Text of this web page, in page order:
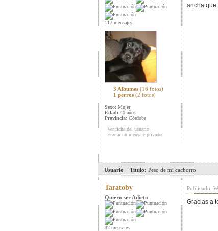
117 mensajes
3 Albumes (16 fotos)
1 perros (2 fotos)
Sexo: Mujer
Edad: 40 años
Provincia: Córdoba
Ver ficha del usuario
Enviar un mensaje privado
ancha que
Usuario Titulo: Peso de mi cachorro
Taratoby
Quiero ser Adicto
32 mensajes
Publicado:
Gracias a